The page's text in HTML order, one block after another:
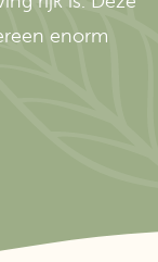
enorm